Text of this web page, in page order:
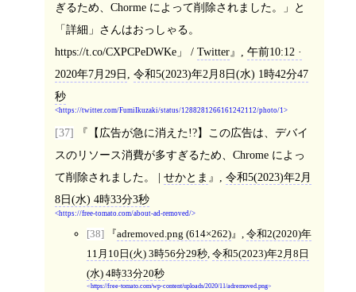
ぎるため、Chorme によって削除されました。」と
「詳細」さんはおっしゃる。
https://t.co/CXPCPeDWKe」 / Twitter , 午前10:12 ·
2020年7月29日, 令和5(2023)年2月8日(水) 1時42分47
秒
https://twitter.com/FumiIkuzaki/status/1288281266161242112/photo/1
[37]
【広告が急に消えた!?】この広告は、デバイ
スのリソース消費が多すぎるため、Chrome によっ
て削除されました。 | せかとま
令和5(2023)年2月
8日(水) 4時33分3秒
https://free-tomato.com/about-ad-removed/
[38] adremoved.png (614×262)
令和2(2020)年
11月10日(火) 3時56分29秒, 令和5(2023)年2月8日
(水) 4時33分20秒
https://free-tomato.com/wp-content/uploads/2020/11/adremoved.png